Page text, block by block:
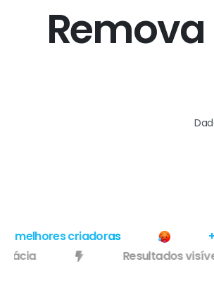
Remova
criadoras
eficácia
Resultados